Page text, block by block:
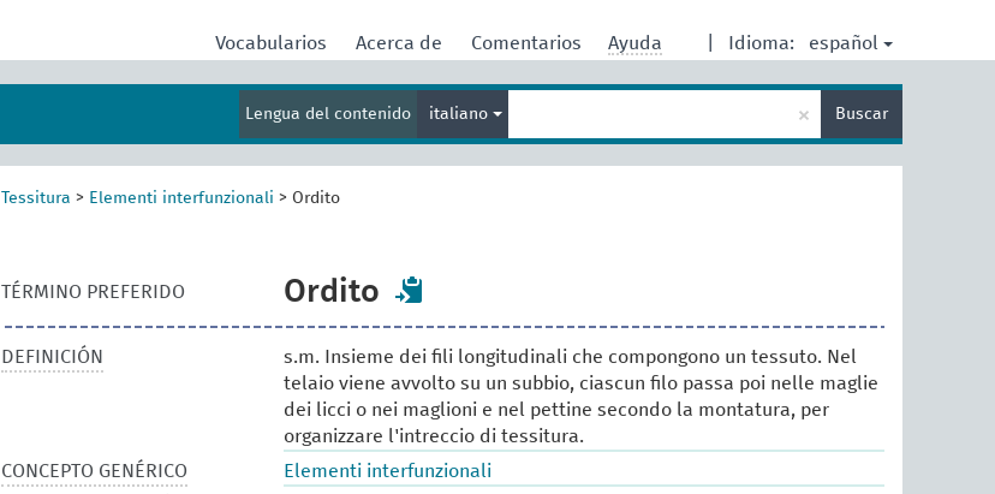
Idioma: español
Vocabularios Acerca de Comentarios Ayuda
Lengua del contenido italiano
term
× Buscar
Tessitura > Elementi interfunzionali > Ordito
TÉRMINO PREFERIDO Ordito
DEFINICIÓN
s.m. Insieme dei fili longitudinali che compongono un tessuto. Nel
telaio viene avvolto su un subbio, ciascun filo passa poi nelle maglie
dei licci o nei maglioni e nel pettine secondo la montatura, per
organizzare l'intreccio di tessitura.
CONCEPTO GENÉRICO
Elementi interfunzionali